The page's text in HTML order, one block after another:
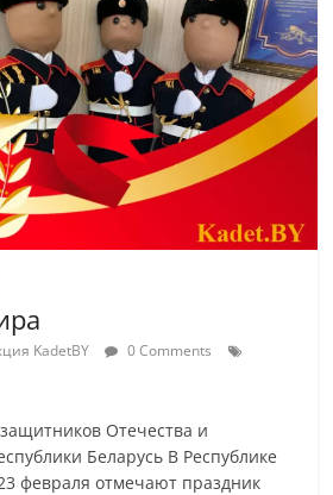
KadetBY
0 Comments
Отечества и
Беларусь В Республике
февраля отмечают праздник